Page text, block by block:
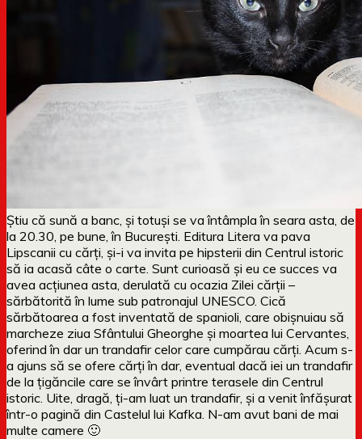
Știu că sună a banc, și totuși se va întâmpla în seara asta, de
la 20.30, pe bune, în București. Editura Litera va pava
Lipscanii cu cărți, și-i va invita pe hipsterii din Centrul istoric
să ia acasă câte o carte. Sunt curioasă și eu ce succes va
avea acțiunea asta, derulată cu ocazia Zilei cărții –
sărbătorită în lume sub patronajul UNESCO. Cică
sărbătoarea a fost inventată de spanioli, care obișnuiau să
marcheze ziua Sfântului Gheorghe și moartea lui Cervantes,
oferind în dar un trandafir celor care cumpărau cărți. Acum s-
a ajuns să se ofere cărți în dar, eventual dacă iei un trandafir
de la țigăncile care se învârt printre terasele din Centrul
istoric. Uite, dragă, ți-am luat un trandafir, și a venit înfășurat
într-o pagină din Castelul lui Kafka. N-am avut bani de mai
multe camere 🙂